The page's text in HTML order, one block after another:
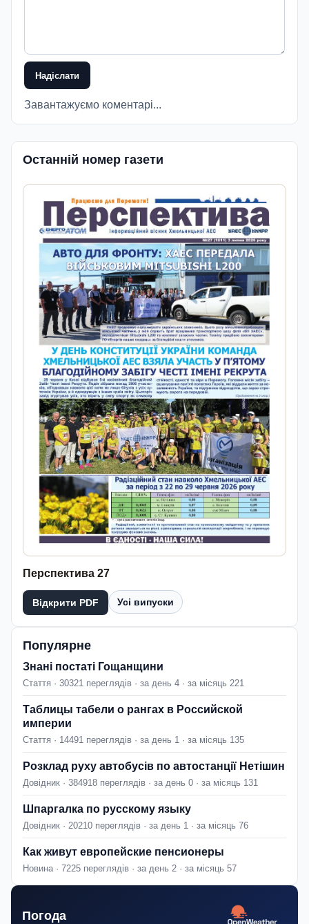
Надіслати
Завантажуємо коментарі...
Останній номер газети
Перспектива 27
Відкрити PDF Усі випуски
Популярне
Знані постаті Гощанщини
Стаття · 30321 переглядів · за день 4 · за місяць 221
Таблицы табели о рангах в Российской
империи
Стаття · 14491 переглядів · за день 1 · за місяць 135
Розклад руху автобусів по автостанції Нетішин
Довідник · 384918 переглядів · за день 0 · за місяць 131
Шпаргалка по русскому языку
Довідник · 20210 переглядів · за день 1 · за місяць 76
Как живут европейские пенсионеры
Новина · 7225 переглядів · за день 2 · за місяць 57
Погода